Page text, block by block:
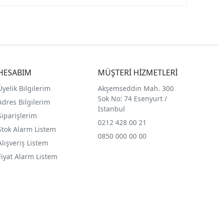
Bilgilerim
Bilgilerim
Alarm Listem
Listem
Alarm Listem
MÜŞTERİ HİZMETLERİ
Akşemseddin Mah. 300
Sok No: 74 Esenyurt /
İstanbul
0212 428 00 21
0850 000 00 00